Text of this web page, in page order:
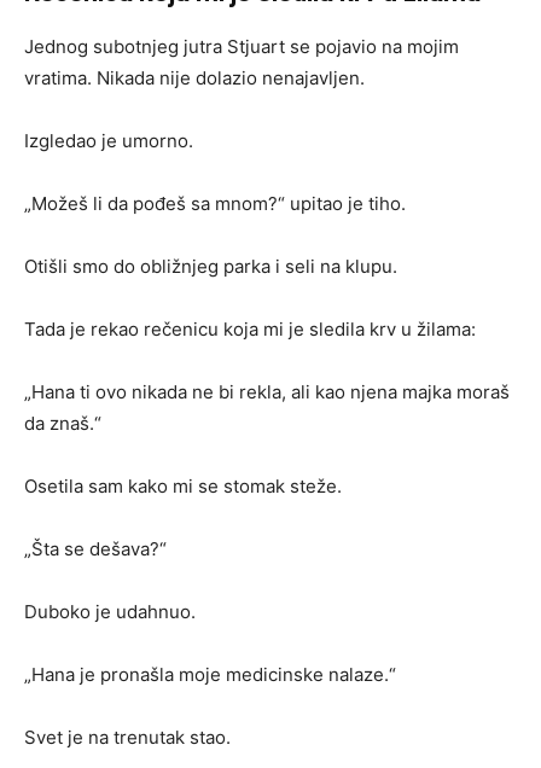
Jednog subotnjeg jutra Stjuart se pojavio na mojim
vratima. Nikada nije dolazio nenajavljen.
Izgledao je umorno.
„Možeš li da pođeš sa mnom?“ upitao je tiho.
Otišli smo do obližnjeg parka i seli na klupu.
Tada je rekao rečenicu koja mi je sledila krv u žilama:
„Hana ti ovo nikada ne bi rekla, ali kao njena majka moraš
da znaš.“
Osetila sam kako mi se stomak steže.
„Šta se dešava?“
Duboko je udahnuo.
„Hana je pronašla moje medicinske nalaze.“
Svet je na trenutak stao.